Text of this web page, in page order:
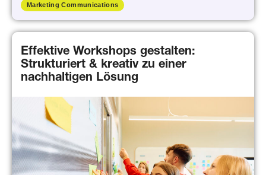
Marketing Communications
Effektive Workshops gestalten:
Strukturiert & kreativ zu einer
nachhaltigen Lösung